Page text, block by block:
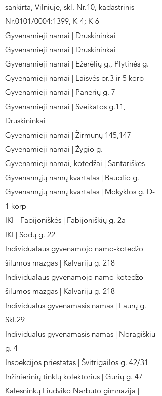
sankirta, Vilniuje, skl. Nr.10, kadastrinis
Nr.0101/0004:1399, K-4; K-6
Gyvenamieji namai | Druskininkai
Gyvenamieji namai | Druskininkai
Gyvenamieji namai | Ežerėlių g., Plytinės g.
Gyvenamieji namai | Laisvės pr.3 ir 5 korp
Gyvenamieji namai | Panerių g. 7
Gyvenamieji namai | Sveikatos g.11,
Druskininkai
Gyvenamieji namai | Žirmūnų 145,147
Gyvenamieji namai | Žygio g.
Gyvenamieji namai, kotedžai | Santariškės
Gyvenamųjų namų kvartalas | Baublio g.
Gyvenamųjų namų kvartalas | Mokyklos g. D-
1 korp
IKI - Fabijoniškės | Fabijoniškių g. 2a
IKI | Sodų g. 22
Individualaus gyvenamojo namo-kotedžo
šilumos mazgas | Kalvarijų g. 218
Individualaus gyvenamojo namo-kotedžo
šilumos mazgas | Kalvarijų g. 218
Individualus gyvenamasis namas | Laurų g.
Skl.29
Individualus gyvenamasis namas | Noragiškių
g. 4
Inspekcijos priestatas | Švitrigailos g. 42/31
Inžinierinių tinklų kolektorius | Gurių g. 47
Kalesninkų Liudviko Narbuto gimnazija |